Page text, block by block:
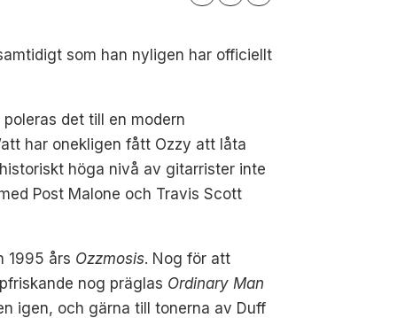
som han nyligen har officiellt
det till en modern
har onekligen fått Ozzy att låta
höga nivå av gitarrister inte
Post Malone och Travis Scott
1995 års Ozzmosis. Nog för att
nog präglas Ordinary Man
igen, och gärna till tonerna av Duff